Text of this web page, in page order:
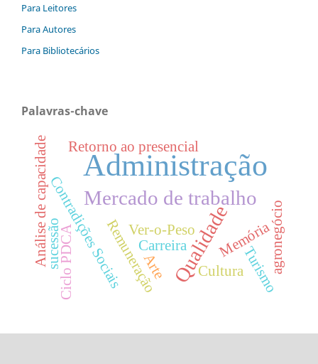
Para Leitores
Para Autores
Para Bibliotecários
Palavras-chave
Administração
Qualidade
Mercado de trabalho
Contradições Sociais
Ciclo PDCA
Análise de capacidade Carreira
Remuneração Cultura
Memória
Turismo
Ver-o-Peso
Retorno ao presencial
agronegócio
sucessão Arte